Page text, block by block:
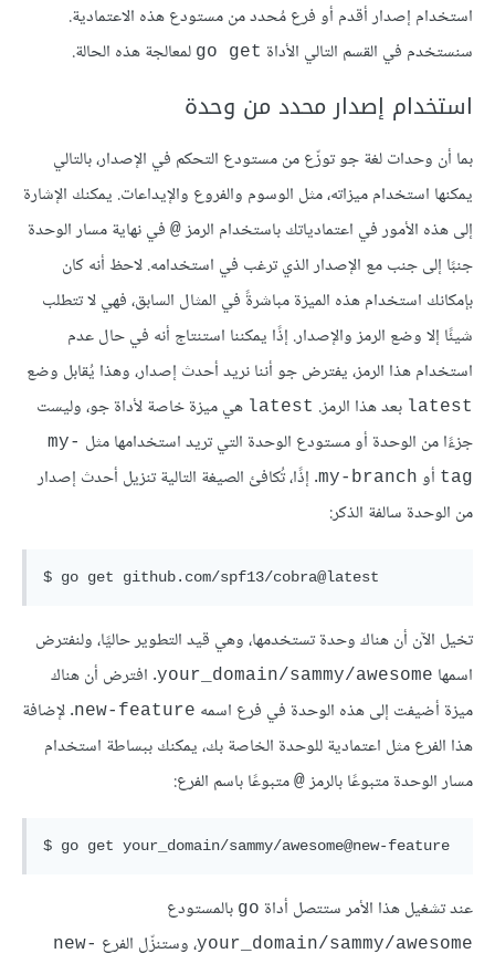
استخدام إصدار أقدم أو فرع مُحدد من مستودع هذه الاعتمادية.
سنستخدم في القسم التالي الأداة go get لمعالجة هذه الحالة.
استخدام إصدار محدد من وحدة
بما أن وحدات لغة جو توزّع من مستودع التحكم في الإصدار، بالتالي
يمكنها استخدام ميزاته، مثل الوسوم والفروع والإيداعات. يمكنك الإشارة
إلى هذه الأمور في اعتمادياتك باستخدام الرمز@ في نهاية مسار الوحدة
جنبًا إلى جنب مع الإصدار الذي ترغب في استخدامه. لاحظ أنه كان
بإمكانك استخدام هذه الميزة مباشرةً في المثال السابق، فهي لا تتطلب
شيئًا إلا وضع الرمز والإصدار. إذًا يمكننا استنتاج أنه في حال عدم
استخدام هذا الرمز، يفترض جو أننا نريد أحدث إصدار، وهذا يُقابل وضع
latest بعد هذا الرمز. latest هي ميزة خاصة لأداة جو، وليست
جزءًا من الوحدة أو مستودع الوحدة التي تريد استخدامها مثل my-
tag أو my-branch. إذًا، تُكافئ الصيغة التالية تنزيل أحدث إصدار
من الوحدة سالفة الذكر:
تخيل الآن أن هناك وحدة تستخدمها، وهي قيد التطوير حاليًا، ولنفترض
اسمها your_domain/sammy/awesome. افترض أن هناك
ميزة أضيفت إلى هذه الوحدة في فرع اسمه new-feature. لإضافة
هذا الفرع مثل اعتمادية للوحدة الخاصة بك، يمكنك ببساطة استخدام
مسار الوحدة متبوعًا بالرمز@ متبوعًا باسم الفرع:
عند تشغيل هذا الأمر ستتصل أداة go بالمستودع
your_domain/sammy/awesome، وستنزّل الفرع new-